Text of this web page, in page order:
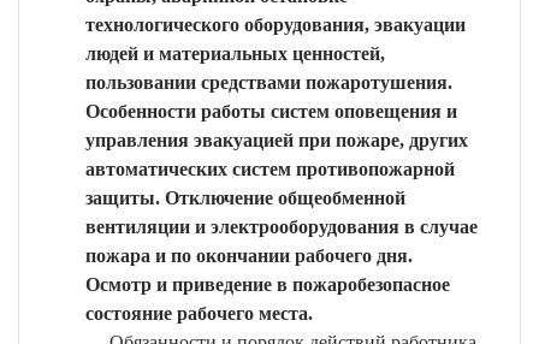
технологического оборудования, эвакуации
людей и материальных ценностей,
пользовании средствами пожаротушения.
Особенности работы систем оповещения и
управления эвакуацией при пожаре, других
автоматических систем противопожарной
защиты. Отключение общеобменной
вентиляции и электрооборудования в случае
пожара и по окончании рабочего дня.
Осмотр и приведение в пожаробезопасное
состояние рабочего места.